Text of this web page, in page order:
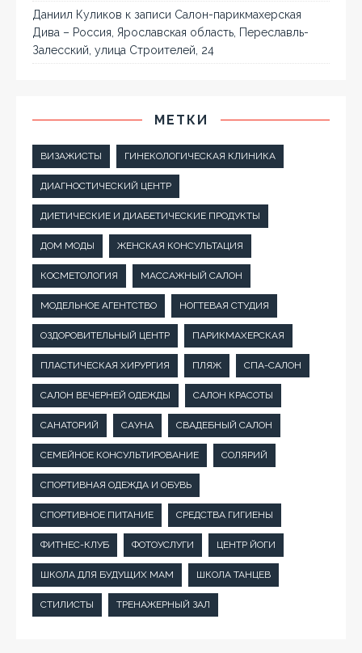
Даниил Куликов к записи Салон-парикмахерская
Дива – Россия, Ярославская область, Переславль-
Залесский, улица Строителей, 24
МЕТКИ
ВИЗАЖИСТЫ ГИНЕКОЛОГИЧЕСКАЯ КЛИНИКА
ДИАГНОСТИЧЕСКИЙ ЦЕНТР
ДИЕТИЧЕСКИЕ И ДИАБЕТИЧЕСКИЕ ПРОДУКТЫ
ДОМ МОДЫ ЖЕНСКАЯ КОНСУЛЬТАЦИЯ
КОСМЕТОЛОГИЯ МАССАЖНЫЙ САЛОН
МОДЕЛЬНОЕ АГЕНТСТВО НОГТЕВАЯ СТУДИЯ
ОЗДОРОВИТЕЛЬНЫЙ ЦЕНТР ПАРИКМАХЕРСКАЯ
ПЛАСТИЧЕСКАЯ ХИРУРГИЯ ПЛЯЖ СПА-САЛОН
САЛОН ВЕЧЕРНЕЙ ОДЕЖДЫ САЛОН КРАСОТЫ
САНАТОРИЙ САУНА СВАДЕБНЫЙ САЛОН
СЕМЕЙНОЕ КОНСУЛЬТИРОВАНИЕ СОЛЯРИЙ
СПОРТИВНАЯ ОДЕЖДА И ОБУВЬ
СПОРТИВНОЕ ПИТАНИЕ СРЕДСТВА ГИГИЕНЫ
ФИТНЕС-КЛУБ ФОТОУСЛУГИ ЦЕНТР ЙОГИ
ШКОЛА ДЛЯ БУДУЩИХ МАМ ШКОЛА ТАНЦЕВ
СТИЛИСТЫ ТРЕНАЖЕРНЫЙ ЗАЛ